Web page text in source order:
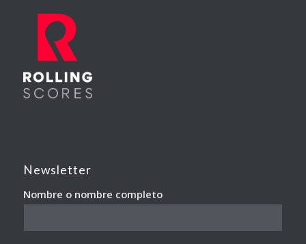
Newsletter
Nombre o nombre completo